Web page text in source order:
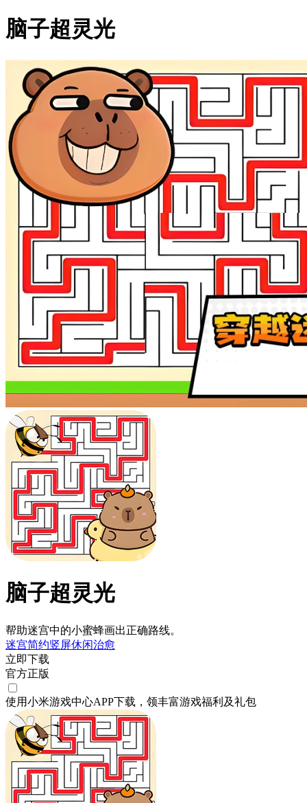
脑子超灵光
脑子超灵光
帮助迷宫中的小蜜蜂画出正确路线。
迷宫简约竖屏休闲治愈
立即下载
官方正版
使用小米游戏中心APP下载 ，领丰富游戏福利 及礼包